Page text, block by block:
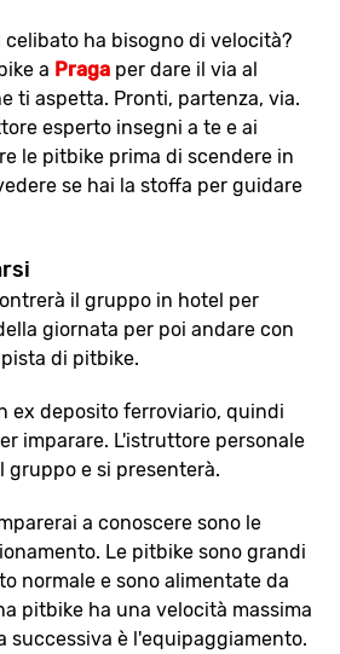
ha bisogno di velocità?
a Praga per dare il via al
ti aspetta. Pronti, partenza, via.
esperto insegni a te e ai
le pitbike prima di scendere in
se hai la stoffa per guidare
il gruppo in hotel per
giornata per poi andare con
di pitbike.
ex deposito ferroviario, quindi
imparare. L'istruttore personale
e si presenterà.
a conoscere sono le
Le pitbike sono grandi
normale e sono alimentate da
pitbike ha una velocità massima
successiva è l'equipaggiamento.